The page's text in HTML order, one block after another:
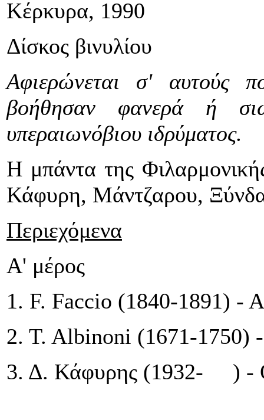
Κέρκυρα, 1990
Δίσκος βινυλίου
Αφιερώνεται σ' αυτούς
βοήθησαν φανερά ή
υπεραιωνόβιου ιδρύματος.
Η μπάντα της
Κάφυρη, Μάντζαρου,
Περιεχόμενα
Α' μέρος
1. F. Faccio (1840-1891) -
2. T. Albinoni (1671-1750)
3. Δ. Κάφυρης (1932-